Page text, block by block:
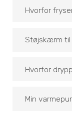
Hvorfor
Støjskærm til
Hvorfor
Min